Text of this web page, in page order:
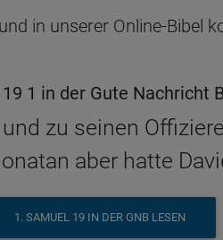
in unserer Online-Bibel
1 in der Gute Nachricht
zu seinen
aber hatte
1. SAMUEL 19 IN DER GNB LESEN